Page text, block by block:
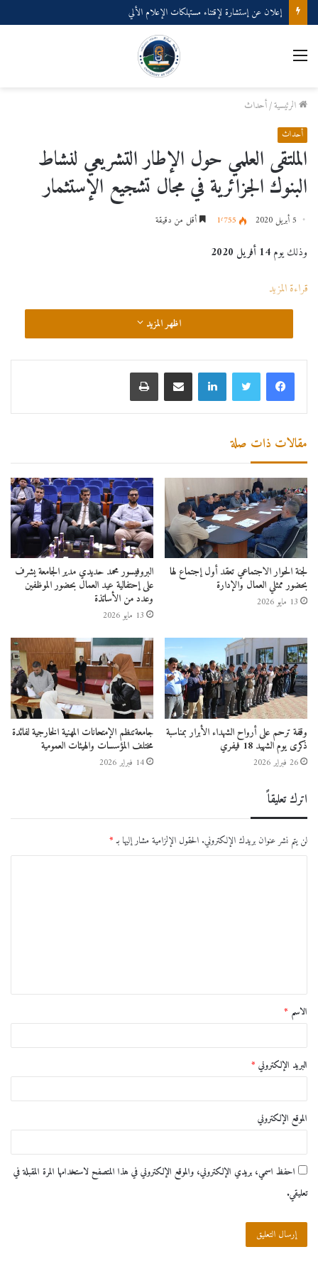
إعلان عن إستشارة لإقتناء مستهلكات الإعلام الألي
القائمة
الرئيسية/أحداث
أحداث
الملتقى العلمي حول الإطار التشريعي لنشاط
البنوك الجزائرية في مجال تشجيع الإستثمار
5 أبريل 2020 1٬755 أقل من دقيقة
وذلك يوم14 أفريل 2020
قراءة المزيد
اظهر المزيد
لينكدإن مشاركة عبر البريد طباعة
مقالات ذات صلة
لجنة الحوار الاجتماعي تعقد أول إجتماع لها
بحضور ممثلي العمال والإدارة
13 مايو 2026
البروفيسور محمد حديدي مدير الجامعة يشرف
على إحتفالية عيد العمال بحضور الموظفين
وعدد من الأساتذة
13 مايو 2026
وقفة ترحم على أرواح الشهداء الأبرار بمناسبة
ذكرى يوم الشهيد 18 فيفري
26 فبراير 2026
جامعةتنظم الإمتحانات المهنية الخارجية لفائدة
مختلف المؤسسات والهيئات العمومية
14 فبراير 2026
اترك تعليقاً
لن يتم نشر عنوان بريدك الإلكتروني. الحقول الإلزامية مشار إليها بـ*
ق
*
الاسم *
البريد الإلكتروني *
الموقع الإلكتروني
احفظ اسمي، بريدي الإلكتروني، والموقع الإلكتروني في هذا المتصفح لاستخدامها المرة المقبلة في
تعليقي.